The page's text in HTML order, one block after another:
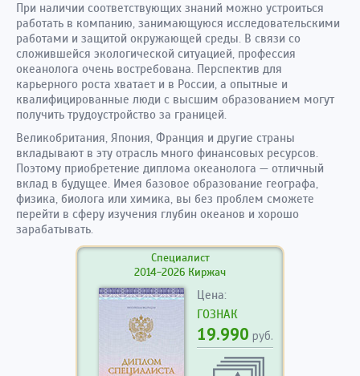
При наличии соответствующих знаний можно устроиться
работать в компанию, занимающуюся исследовательскими
работами и защитой окружающей среды. В связи со
сложившейся экологической ситуацией, профессия
океанолога очень востребована. Перспектив для
карьерного роста хватает и в России, а опытные и
квалифицированные люди с высшим образованием могут
получить трудоустройство за границей.
Великобритания, Япония, Франция и другие страны
вкладывают в эту отрасль много финансовых ресурсов.
Поэтому приобретение диплома океанолога — отличный
вклад в будущее. Имея базовое образование географа,
физика, биолога или химика, вы без проблем сможете
перейти в сферу изучения глубин океанов и хорошо
зарабатывать.
Специалист
2014-2026 Киржач
Цена:
ГОЗНАК
19.990 руб.